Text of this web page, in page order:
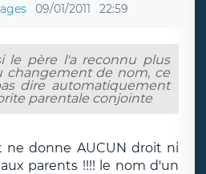
09/01/2011 22:59
le père l'a reconnu plus
changement de nom, ce
dire automatiquement
parentale conjointe
ne donne AUCUN droit ni
parents !!!! le nom d'un